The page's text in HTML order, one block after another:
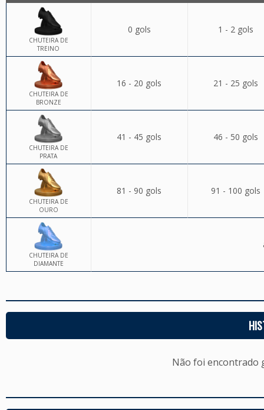
CHUTEIRA DE
TREINO
0 gols 1 - 2 gols
CHUTEIRA DE
BRONZE
16 - 20 gols 21 - 25 gols
CHUTEIRA DE
PRATA
41 - 45 gols 46 - 50 gols
CHUTEIRA DE
OURO
81 - 90 gols 91 - 100 gols
CHUTEIRA DE
DIAMANTE
Não foi encontrado